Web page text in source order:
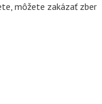
môžete zakázať zber